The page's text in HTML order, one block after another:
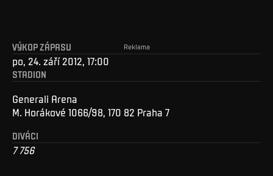
Reklama
VÝKOP ZÁPASU
po, 24. září 2012, 17:00
STADION
Generali Arena
M. Horákové 1066/98, 170 82 Praha 7
DIVÁCI
7 756